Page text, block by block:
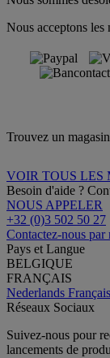
Nous acceptons les
Trouvez un
VOIR TOUS LES
Besoin d'aide ?
NOUS APPELER
+32 (0)3 502 50 27
Contactez-nous par
Pays et Langue
BELGIQUE
FRANÇAIS
Nederlands Français
Réseaux Sociaux
Suivez-nous pour
lancements de